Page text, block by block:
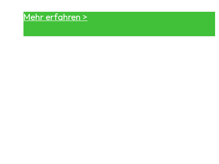
Mehr erfahren >